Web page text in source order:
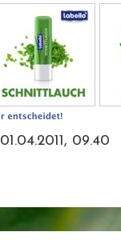
01.04.2011, 09.40